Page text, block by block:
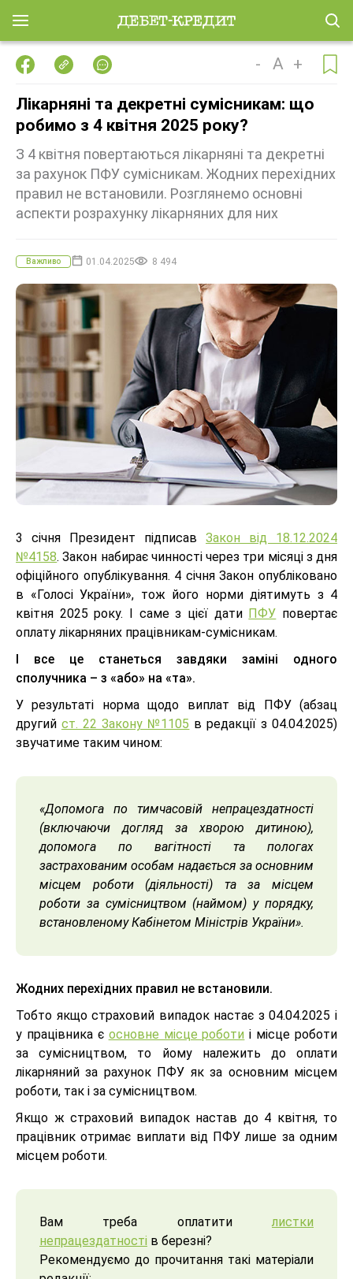
- A +
Лікарняні та декретні сумісникам: що
робимо з 4 квітня 2025 року?
З 4 квітня повертаються лікарняні та декретні
за рахунок ПФУ сумісникам. Жодних перехідних
правил не встановили. Розглянемо основні
аспекти розрахунку лікарняних для них
Важливо 01.04.2025 8 494
3 січня Президент підписав Закон від 18.12.2024
№4158. Закон набирає чинності через три місяці з дня
офіційного опублікування. 4 січня Закон опубліковано
в «Голосі України», тож його норми діятимуть з 4
квітня 2025 року. І саме з цієї дати ПФУ повертає
оплату лікарняних працівникам-сумісникам.
І все це станеться завдяки заміні одного
сполучника – з «або» на «та».
У результаті норма щодо виплат від ПФУ (абзац
другий ст. 22 Закону №1105 в редакції з 04.04.2025)
звучатиме таким чином:
«Допомога по тимчасовій непрацездатності
(включаючи догляд за хворою дитиною),
допомога по вагітності та пологах
застрахованим особам надається за основним
місцем роботи (діяльності) та за місцем
роботи за сумісництвом (наймом) у порядку,
встановленому Кабінетом Міністрів України».
Жодних перехідних правил не встановили.
Тобто якщо страховий випадок настає з 04.04.2025 і
у працівника є основне місце роботи і місце роботи
за сумісництвом, то йому належить до оплати
лікарняний за рахунок ПФУ як за основним місцем
роботи, так і за сумісництвом.
Якщо ж страховий випадок настав до 4 квітня, то
працівник отримає виплати від ПФУ лише за одним
місцем роботи.
Вам треба оплатити листки
непрацездатності в березні?
Рекомендуємо до прочитання такі матеріали